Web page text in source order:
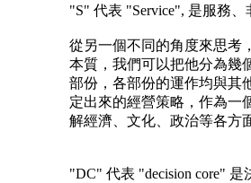
"S" 代表 "Service", 是服務、
從另一個不同的角度來思考
本質，我們可以把他分為幾
部份，各部份的運作均與其
定出來的經營策略，作為一
解經濟、文化、政治等各方
"DC" 代表 "decision core" 是